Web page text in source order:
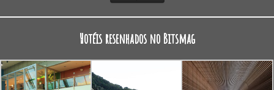
Hotéis resenhados no Bitsmag